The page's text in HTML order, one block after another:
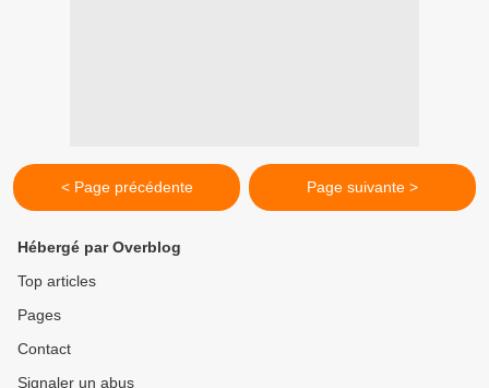
< Page précédente Page suivante >
Hébergé par Overblog
Top articles
Pages
Contact
Signaler un abus